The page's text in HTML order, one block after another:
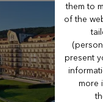
them to
of the
present
more